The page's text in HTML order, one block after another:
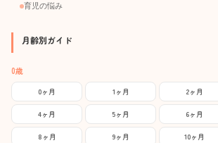
育児の悩み
月齢別ガイド
0歳
0ヶ月 1ヶ月 2ヶ月
4ヶ月 5ヶ月 6ヶ月
8ヶ月 9ヶ月 10ヶ月